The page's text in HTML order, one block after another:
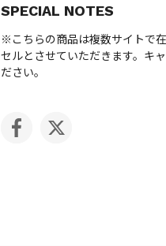
SPECIAL NOTES
※こちらの商品は複数サイトで
セルとさせていただきます。キ
ださい。